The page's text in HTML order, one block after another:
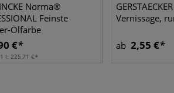
Norma®
Feinste
Ölfarbe
€
l: 225,71 €
Vernissage,
ab 2,55 €